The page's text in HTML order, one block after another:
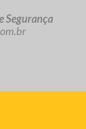
Segurança